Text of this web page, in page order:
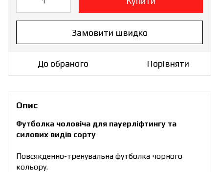
Замовити швидко
До обраного Порівняти
Опис
Футболка чоловіча для пауерліфтингу та
силових видів сорту
Повсякденно-тренувальна футболка чорного
кольору.